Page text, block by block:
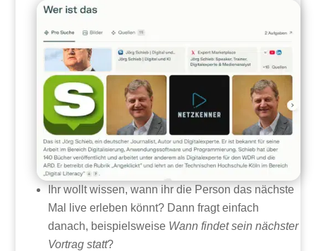
Ihr wollt wissen, wann ihr die Person das nächste
Mal live erleben könnt? Dann fragt einfach
danach, beispielsweise Wann findet sein nächster
Vortrag statt?